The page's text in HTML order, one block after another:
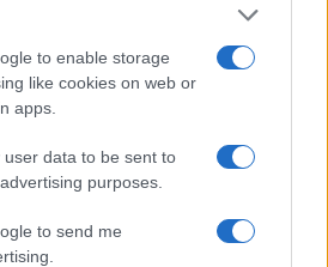
to enable storage
like cookies on web or
apps.
user data to be sent to
purposes.
to send me
όλους